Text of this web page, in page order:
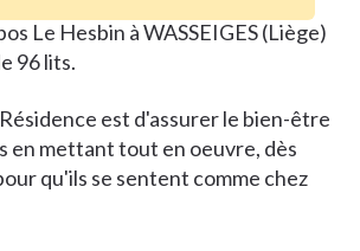
Le Hesbin à WASSEIGES (Liège)
96 lits.
est d'assurer le bien-être
en mettant tout en oeuvre, dès
qu'ils se sentent comme chez